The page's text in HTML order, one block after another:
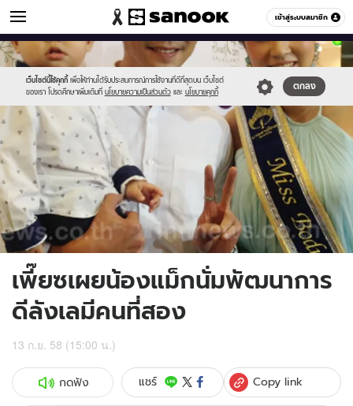
เข้าสู่ระบบสมาชิก
ข่าวบันเทิง หมวดอื่นๆ
เว็บไซต์นี้ใช้คุกกี้ เพื่อให้ท่านได้รับประสบการณ์การใช้งานที่ดีที่สุดบน เว็บไซต์
ของเรา โปรดศึกษาเพิ่มเติมที่ นโยบายความเป็นส่วนตัว และ นโยบายคุกกี้
ตกลง
Sanook
//s.isanook.com/sr/0/images/logo-
new-
sanook.png
600
60
//s.isanook.com/ns/0/ud/372/1864730/645586-
01.jpg
เพี๊ยซเผยน้องแม็กนั่มพัฒนาการ
ดีลังเลมีคนที่สอง
13 ก.ย. 58 (15:00 น.)
กดฟัง แชร์ Copy link